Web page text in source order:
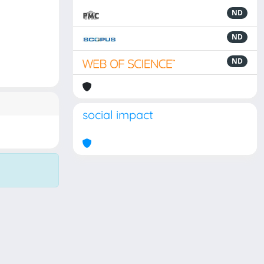
ND
ND
ND
social impact